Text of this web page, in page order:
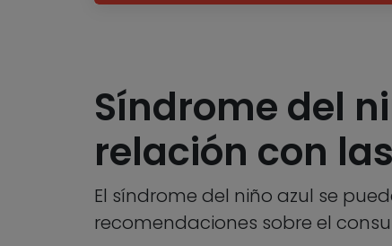
Síndrome del
relación con
El síndrome del niño azul se
recomendaciones sobre el